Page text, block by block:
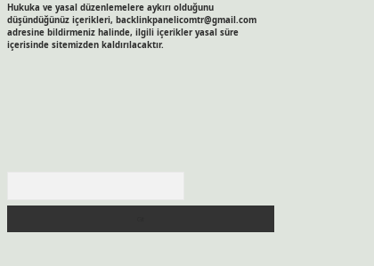
Hukuka ve yasal düzenlemelere aykırı olduğunu
düşündüğünüz içerikleri, backlinkpanelicomtr@gmail.com
adresine bildirmeniz halinde, ilgili içerikler yasal süre
içerisinde sitemizden kaldırılacaktır.